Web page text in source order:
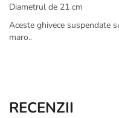
Diametrul de 21 cm
Aceste ghivece suspendate
maro..
RECENZII